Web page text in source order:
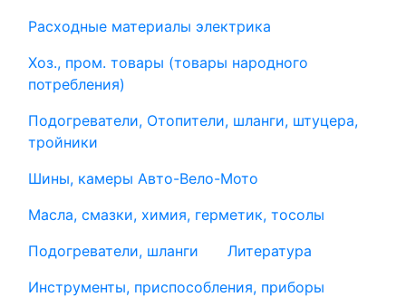
Расходные материалы электрика
Хоз., пром. товары (товары народного
потребления)
Подогреватели, Отопители, шланги, штуцера,
тройники
Шины, камеры Авто-Вело-Мото
Масла, смазки, химия, герметик, тосолы
Подогреватели, шланги
Литература
Инструменты, приспособления, приборы